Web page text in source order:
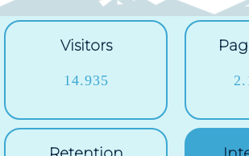
Visitors
14.935